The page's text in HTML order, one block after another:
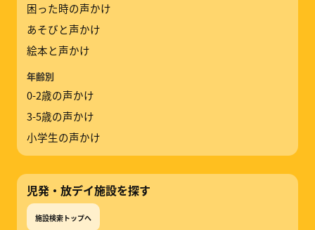
困った時の声かけ
あそびと声かけ
絵本と声かけ
年齢別
0-2歳の声かけ
3-5歳の声かけ
小学生の声かけ
児発・放デイ施設を探す
施設検索トップへ